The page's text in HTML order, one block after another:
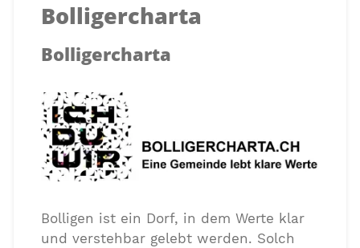
Bolligercharta
Bolligercharta
Bolligen ist ein Dorf, in dem Werte klar
und verstehbar gelebt werden. Solch